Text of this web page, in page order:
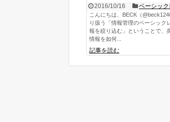
2016/10/16 ベーシッ
こんにちは、BECK（
り扱う「情報管理のベーシック
報を絞り込む」ということで、
情報を如何...
記事を読む